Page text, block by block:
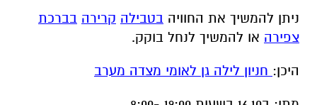
ניתן להמשיך את החוויה בטבילה קרירה בברכת
צפירה או להמשיך לנחל בוקק.
היכן: חניון לילה גן לאומי מצדה מערב